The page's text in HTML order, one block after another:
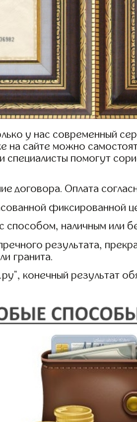
у нас современный
на сайте можно
помогут
договора. Оплата
фиксированной
наличным или
результата,
гранита.
конечный результат